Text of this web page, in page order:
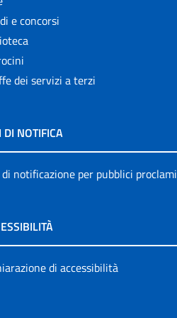
e concorsi
dei servizi a terzi
DI NOTIFICA
notificazione per pubblici proclami
di accessibilità